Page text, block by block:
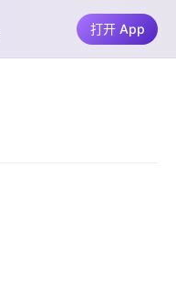
打开 App